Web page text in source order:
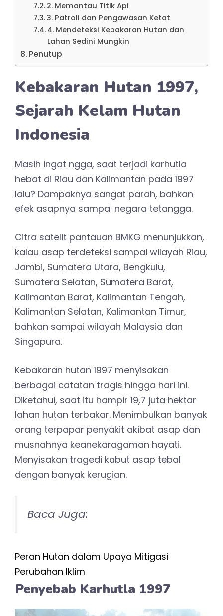
2. Memantau Titik Api
3. Patroli dan Pengawasan Ketat
4. Mendeteksi Kebakaran Hutan dan
Lahan Sedini Mungkin
Penutup
Kebakaran Hutan 1997,
Sejarah Kelam Hutan
Indonesia
Masih ingat ngga, saat terjadi karhutla
hebat di Riau dan Kalimantan pada 1997
lalu? Dampaknya sangat parah, bahkan
efek asapnya sampai negara tetangga.
Citra satelit pantauan BMKG menunjukkan,
kalau asap terdeteksi sampai wilayah Riau,
Jambi, Sumatera Utara, Bengkulu,
Sumatera Selatan, Sumatera Barat,
Kalimantan Barat, Kalimantan Tengah,
Kalimantan Selatan, Kalimantan Timur,
bahkan sampai wilayah Malaysia dan
Singapura.
Kebakaran hutan 1997 menyisakan
berbagai catatan tragis hingga hari ini.
Diketahui, saat itu hampir 19,7 juta hektar
lahan hutan terbakar. Menimbulkan banyak
orang terpapar penyakit akibat asap dan
musnahnya keanekaragaman hayati.
Menyisakan tragedi kabut asap tebal
dengan banyak kerugian.
Baca Juga:
Peran Hutan dalam Upaya Mitigasi
Perubahan Iklim
Penyebab Karhutla 1997